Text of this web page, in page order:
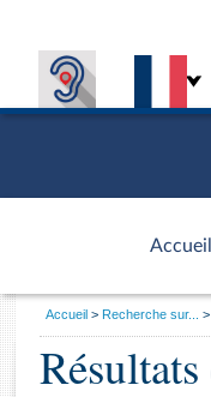
Accueil
d'accueil
Général
Vous
Accueil Recherche sur...